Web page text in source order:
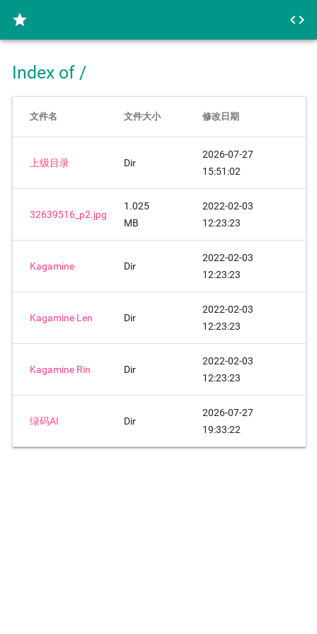
star code
Index of /
文件名 文件大小 修改日期
上级目录 Dir
2026-07-27
15:51:02
32639516_p2.jpg
1.025
MB
2022-02-03
12:23:23
Kagamine Dir
2022-02-03
12:23:23
Kagamine Len Dir
2022-02-03
12:23:23
Kagamine Rin Dir
2022-02-03
12:23:23
绿码AI Dir
2026-07-27
19:33:22